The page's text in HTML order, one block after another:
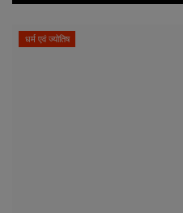
धर्म एवं ज्योतिष